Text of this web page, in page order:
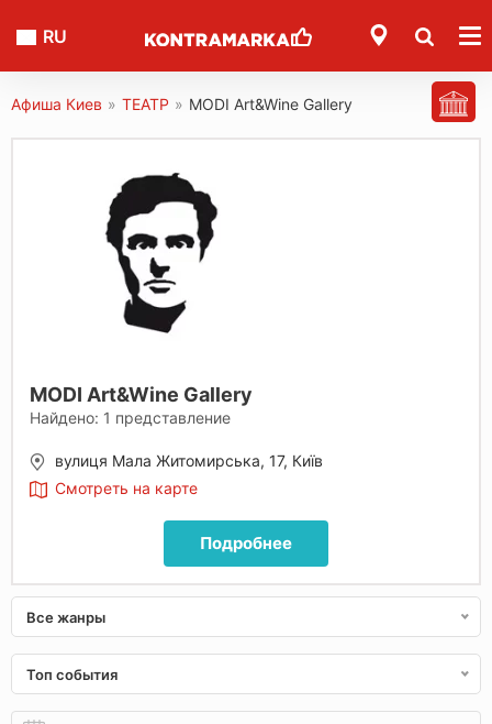
RU
Афиша Киев » ТЕАТР » MODI Art&Wine Gallery
MODI Art&Wine Gallery
Найдено: 1 представление
вулиця Мала Житомирська, 17, Київ
Смотреть на карте
Подробнее
Все жанры
Топ события